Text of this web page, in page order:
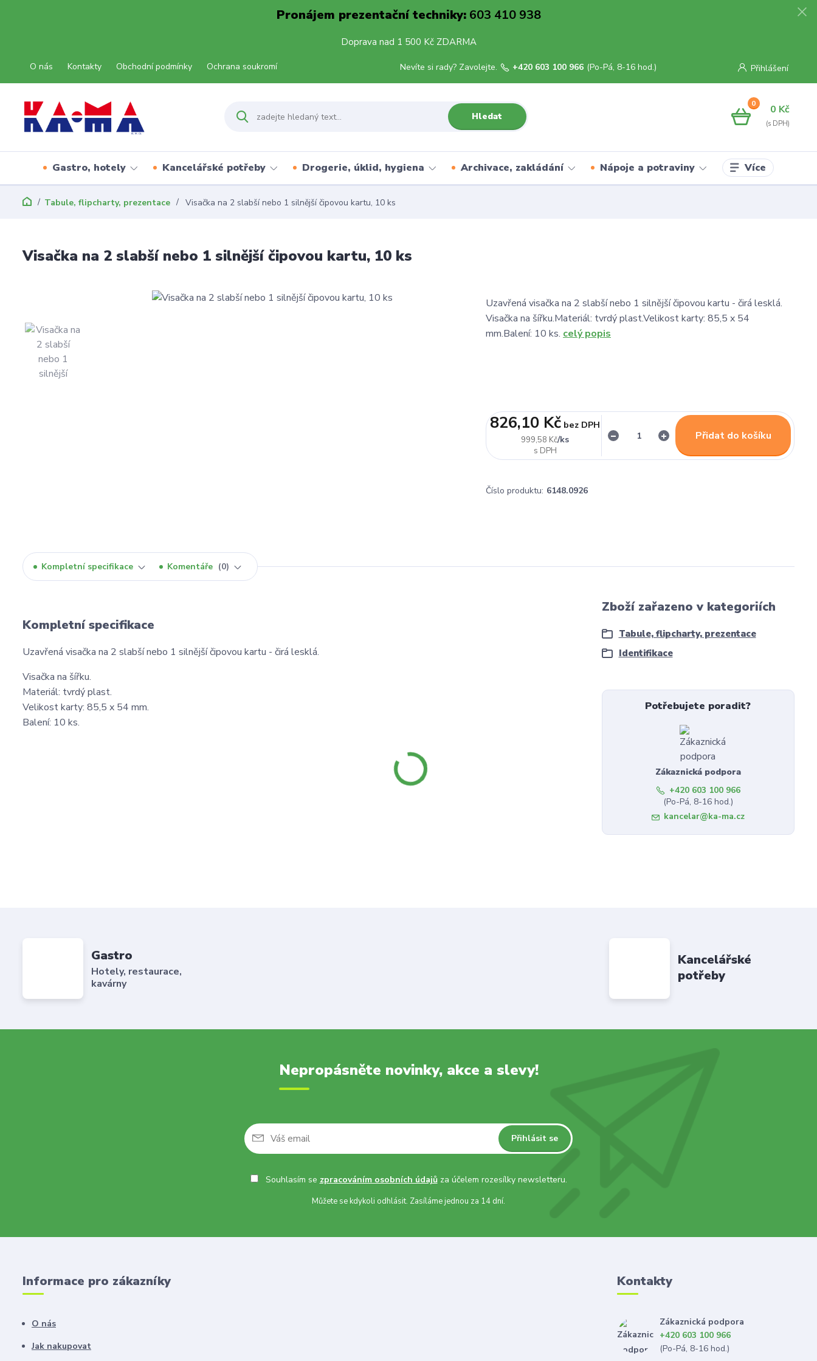
Pronájem prezentační techniky:603 410 938
Doprava nad 1 500 Kč ZDARMA
O nás Kontakty Obchodní podmínky Ochrana soukromí Přihlášení
Hledat
Nevíte si rady? Zavolejte. +420 603 100 966 (Po-Pá, 8-16 hod.)
0 0 Kč
Gastro, hotely Kancelářské potřeby Drogerie, úklid, hygiena Archivace, zakládání Nápoje a potraviny Více
Tabule, flipcharty, prezentace Visačka na 2 slabší nebo 1 silnější čipovou kartu, 10 ks
Visačka na 2 slabší nebo 1 silnější čipovou kartu, 10 ks
Uzavřená visačka na 2 slabší nebo 1 silnější čipovou kartu - čirá lesklá.
Visačka na šířku.Materiál: tvrdý plast.Velikost karty: 85,5 x 54
mm.Balení: 10 ks. celý popis
999,58 Kč/ks
826,10 Kč bez DPH
Přidat do košíku
Číslo produktu: 6148.0926
Kompletní specifikace Komentáře 0
Kompletní specifikace
Uzavřená visačka na 2 slabší nebo 1 silnější čipovou kartu - čirá lesklá.
Visačka na šířku.
Materiál: tvrdý plast.
Velikost karty: 85,5 x 54 mm.
Balení: 10 ks.
Zboží zařazeno v kategoriích
Tabule, flipcharty, prezentace
Identifikace
Potřebujete poradit?
Zákaznická podpora
+420 603 100 966
(Po-Pá, 8-16 hod.)
kancelar@ka-ma.cz
Gastro
Hotely, restaurace,
kavárny
Kancelářské
potřeby
Nepropásněte novinky, akce a slevy!
Přihlásit se
Souhlasím se zpracováním osobních údajůza účelem rozesílky newsletteru.
Můžete se kdykoli odhlásit. Zasíláme jednou za 14 dní.
Informace pro zákazníky
O nás
Jak nakupovat
Kontakty
Zákaznická podpora
+420 603 100 966
(Po-Pá, 8-16 hod.)